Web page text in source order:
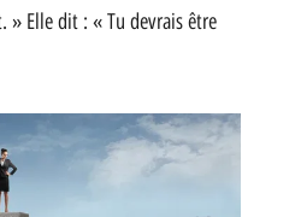
» Elle dit : « Tu devrais être